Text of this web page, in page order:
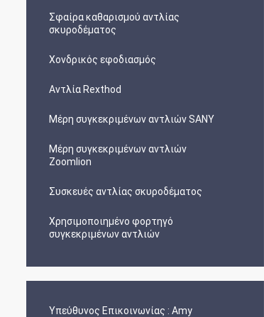
Σφαίρα καθαρισμού αντλίας
σκυροδέματος
Χονδρικός εφοδιασμός
Αντλία Rexthod
Μέρη συγκεκριμένων αντλιών SANY
Μέρη συγκεκριμένων αντλιών
Zoomlion
Συσκευές αντλίας σκυροδέματος
Χρησιμοποιημένο φορτηγό
συγκεκριμένων αντλιών
Υπεύθυνος Επικοινωνίας : Amy